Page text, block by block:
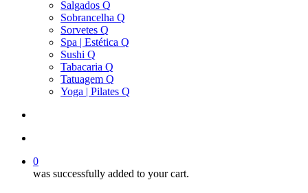
Salgados Q
Sobrancelha Q
Sorvetes Q
Spa | Estética Q
Sushi Q
Tabacaria Q
Tatuagem Q
Yoga | Pilates Q
0
was successfully added to your cart.